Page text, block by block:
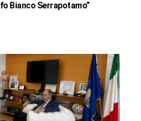
Bianco Serrapotamo”